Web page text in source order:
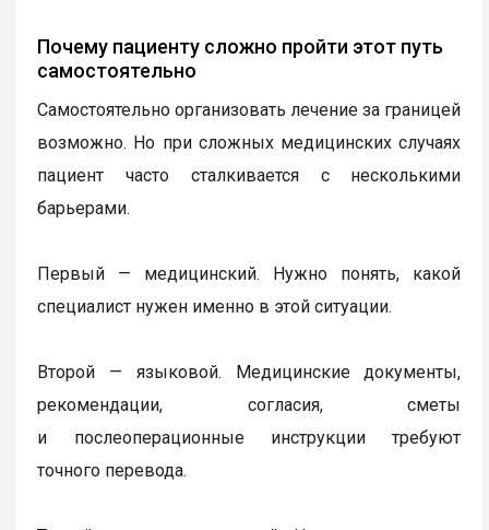
Почему пациенту сложно пройти этот путь
самостоятельно
Самостоятельно организовать лечение за границей
возможно. Но при сложных медицинских случаях
пациент часто сталкивается с несколькими
барьерами.
Первый — медицинский. Нужно понять, какой
специалист нужен именно в этой ситуации.
Второй — языковой. Медицинские документы,
рекомендации, согласия, сметы
и послеоперационные инструкции требуют
точного перевода.